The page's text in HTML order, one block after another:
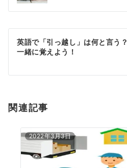
ビ
ン
英語で「引っ越し」は何と言う
一緒に覚えよう！
関連記事
2022年3月3日